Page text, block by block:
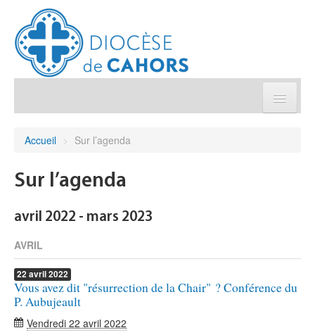
Agenda diocésain
Je donne
Accueil > Sur l’agenda
Sur l’agenda
avril 2022 - mars 2023
AVRIL
22 avril2022
Vous avez dit "résurrection de la Chair" ? Conférence du
P. Aubujeault
Vendredi 22 avril 2022